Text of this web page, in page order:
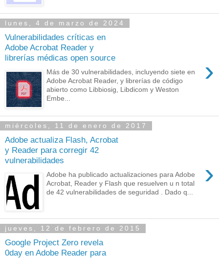
lunes, 4 de marzo de 2024
Vulnerabilidades críticas en
Adobe Acrobat Reader y
librerías médicas open source
›
Más de 30 vulnerabilidades, incluyendo siete en
Adobe Acrobat Reader, y librerías de código
abierto como Libbiosig, Libdicom y Weston
Embe...
miércoles, 11 de enero de 2017
Adobe actualiza Flash, Acrobat
y Reader para corregir 42
vulnerabilidades
›
Adobe ha publicado actualizaciones para Adobe
Acrobat, Reader y Flash que resuelven u n total
de 42 vulnerabilidades de seguridad . Dado q...
jueves, 12 de febrero de 2015
Google Project Zero revela
0day en Adobe Reader para